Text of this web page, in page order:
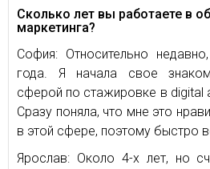
Сколько лет вы работаете в
маркетинга?
София: Относительно
года. Я начала свое
сферой по стажировке в digital
Сразу поняла, что мне это
в этой сфере, поэтому быстро
Ярослав: Около 4-х лет, но